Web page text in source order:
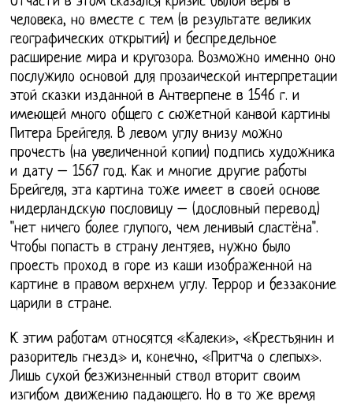
человека, но вместе с тем (в результате великих
географических открытий) и беспредельное
расширение мира и кругозора. Возможно именно оно
послужило основой для прозаической интерпретации
этой сказки изданной в Антверпене в 1546 г. и
имеющей много общего с сюжетной канвой картины
Питера Брейгеля. В левом углу внизу можно
прочесть (на увеличенной копии) подпись художника
и дату – 1567 год. Как и многие другие работы
Брейгеля, эта картина тоже имеет в своей основе
нидерландскую пословицу – (дословный перевод)
"нет ничего более глупого, чем ленивый сластёна".
Чтобы попасть в страну лентяев, нужно было
проесть проход в горе из каши изображенной на
картине в правом верхнем углу. Террор и беззаконие
царили в стране.
К этим работам относятся «Калеки», «Крестьянин и
разоритель гнезд» и, конечно, «Притча о слепых».
Лишь сухой безжизненный ствол вторит своим
изгибом движению падающего. Но в то же время